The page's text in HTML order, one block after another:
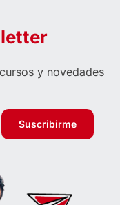
y novedades
Suscribirme